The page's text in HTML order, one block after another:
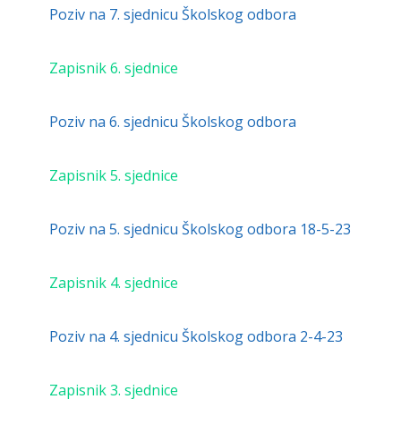
Poziv na 7. sjednicu Školskog odbora
Zapisnik 6. sjednice
Poziv na 6. sjednicu Školskog odbora
Zapisnik 5. sjednice
Poziv na 5. sjednicu Školskog odbora 18-5-23
Zapisnik 4. sjednice
Poziv na 4. sjednicu Školskog odbora 2-4-23
Zapisnik 3. sjednice